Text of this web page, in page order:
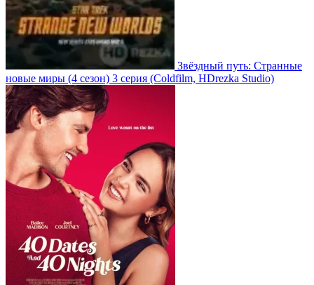
Звёздный путь: Странные
новые миры (4 сезон) 3 серия (Coldfilm, HDrezka Studio)